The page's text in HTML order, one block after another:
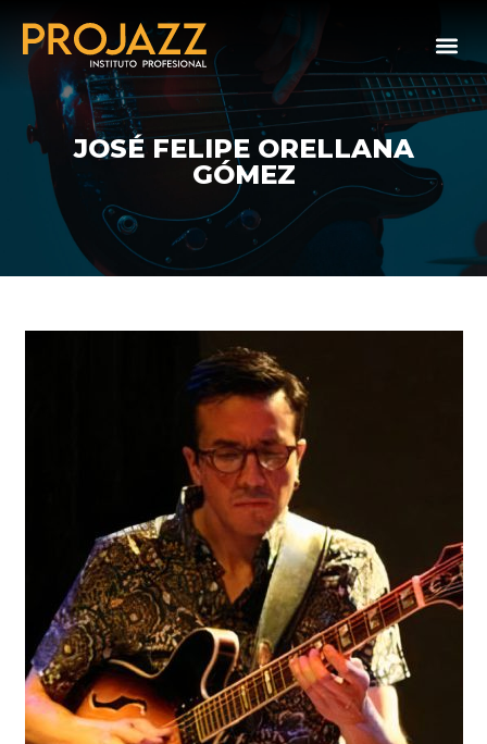
JOSÉ FELIPE ORELLANA
GÓMEZ